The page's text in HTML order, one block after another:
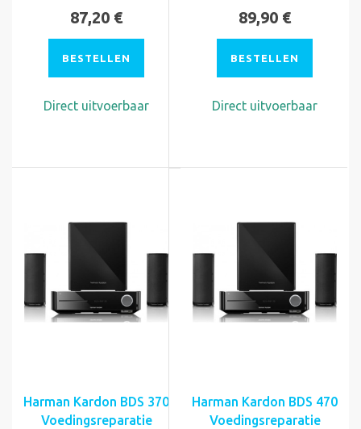
87,20 €
BESTELLEN
Direct uitvoerbaar
89,90 €
BESTELLEN
Direct uitvoerbaar
Harman Kardon BDS 370
Voedingsreparatie
Harman Kardon BDS 470
Voedingsreparatie